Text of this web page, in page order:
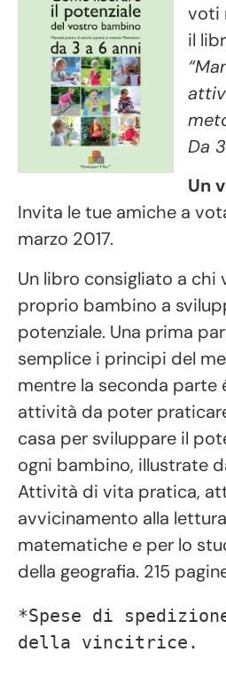
voti
il
Da
Un
Invita le tue amiche a
marzo 2017.
Un libro consigliato a chi
proprio bambino a
potenziale. Una prima
semplice i principi del
mentre la seconda parte
attività da poter
casa per sviluppare il
ogni bambino, illustrate
Attività di vita pratica,
avvicinamento alla
matematiche e per lo
della geografia. 215
*Spese di
della vincitrice.